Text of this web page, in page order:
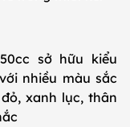
sở hữu kiểu
nhiều màu sắc
xanh lục, thân